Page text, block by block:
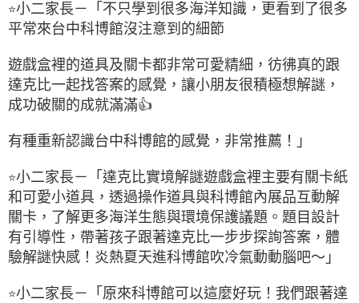
⭐小二家長－「不只學到很多海洋知識，更看到了很多
平常來台中科博館沒注意到的細節
遊戲盒裡的道具及關卡都非常可愛精細，彷彿真的跟
達克比一起找答案的感覺，讓小朋友很積極想解謎，
成功破關的成就滿滿👍
有種重新認識台中科博館的感覺，非常推薦！」
⭐小二家長－「達克比實境解謎遊戲盒裡主要有關卡紙
和可愛小道具，透過操作道具與科博館內展品互動解
關卡，了解更多海洋生態與環境保護議題。題目設計
有引導性，帶著孩子跟著達克比一步步探詢答案，體
驗解謎快感！炎熱夏天進科博館吹冷氣動動腦吧～」
⭐小二家長－「原來科博館可以這麼好玩！我們跟著達